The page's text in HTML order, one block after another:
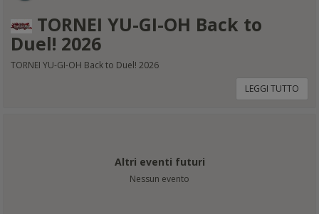
TORNEI YU-GI-OH Back to
Duel! 2026
TORNEI YU-GI-OH Back to Duel! 2026
LEGGI TUTTO
Altri eventi futuri
Nessun evento